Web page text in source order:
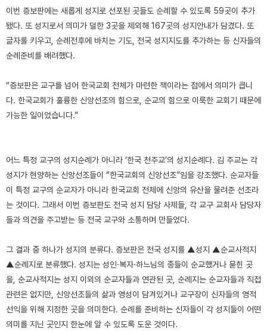
이번 증보판에는 새롭게 성지로 선포된 곳들도 순례할 수 있도록 59곳이 추가
됐다. 또 성지로서 의미가 덜한 3곳을 제외해 167곳의 성지안내가 담겼다. 또
글자를 키우고, 순례전후에 바치는 기도, 전국 성지지도를 추가하는 등 신자들의
순례준비를 배려했다.
“증보판은 교구를 넘어 한국교회 전체가 마련한 책이라는 점에서 의미가 큽니
다. 한국교회가 훌륭한 신앙선조의 힘으로, 순교의 힘으로 이룩한 교회기 때문에
가능한 일이었습니다.”
어느 특정 교구의 성지순례가 아니라 ‘한국 천주교’의 성지순례다. 김 주교는 각
성지가 현양하는 신앙선조들이 “한국교회의 신앙선조”임을 강조했다. 순교자들
이 특정 교구의 순교자가 아니라 한국교회 전체에 신앙의 유산을 물려준 선조라
는 것이다. 그래서 이번 증보판도 전국 성지 담당 사제들, 각 교구 교회사 담당자
들과 의견을 주고받는 등 전국 교구와 소통하며 만들었다.
그 결과 중 하나가 성지의 분류다. 증보판은 전국 성지를 ▲성지 ▲순교사적지
▲순례지로 분류했다. 성지는 성인·복자·하느님의 종들이 순교했거나 묻힌 곳
을, 순교사적지는 성지 이외의 순교자들과 연관된 곳, 순례지는 순교자들과 직접
관련은 없지만, 신앙선조들의 삶과 영성이 담겨있거나 교구장이 신자들의 영적
선익을 위해 지정한 곳을 의미한다. 순례를 준비하는 신자들이 각 성지들이 어떤
의미를 지닌 곳인지 한눈에 알 수 있도록 도운 것이다.